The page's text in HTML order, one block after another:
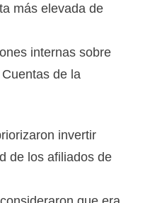
más elevada de
internas sobre
de la
invertir
de los afiliados de